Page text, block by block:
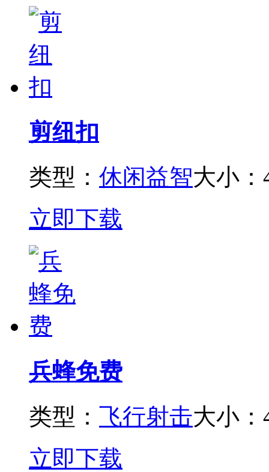
剪纽扣
类型： 休闲益智大小：
立即下载
兵蜂免费
类型： 飞行射击大小：
立即下载